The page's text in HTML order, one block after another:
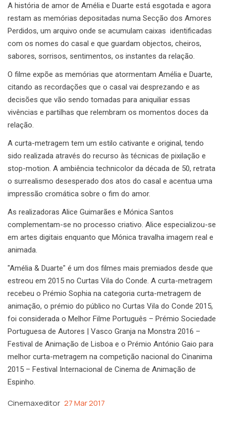
A história de amor de Amélia e Duarte está esgotada e agora
restam as memórias depositadas numa Secção dos Amores
Perdidos, um arquivo onde se acumulam caixas identificadas
com os nomes do casal e que guardam objectos, cheiros,
sabores, sorrisos, sentimentos, os instantes da relação.
O filme expõe as memórias que atormentam Amélia e Duarte,
citando as recordações que o casal vai desprezando e as
decisões que vão sendo tomadas para aniquiliar essas
vivências e partilhas que relembram os momentos doces da
relação.
A curta-metragem tem um estilo cativante e original, tendo
sido realizada através do recurso às técnicas de pixilação e
stop-motion. A ambiência technicolor da década de 50, retrata
o surrealismo desesperado dos atos do casal e acentua uma
impressão cromática sobre o fim do amor.
As realizadoras Alice Guimarães e Mónica Santos
complementam-se no processo criativo. Alice especializou-se
em artes digitais enquanto que Mónica travalha imagem real e
animada.
"Amélia & Duarte" é um dos filmes mais premiados desde que
estreou em 2015 no Curtas Vila do Conde. A curta-metragem
recebeu o Prémio Sophia na categoria curta-metragem de
animação, o prémio do público no Curtas Vila do Conde 2015,
foi considerada o Melhor Filme Português – Prémio Sociedade
Portuguesa de Autores | Vasco Granja na Monstra 2016 –
Festival de Animação de Lisboa e o Prémio António Gaio para
melhor curta-metragem na competição nacional do Cinanima
2015 – Festival Internacional de Cinema de Animação de
Espinho.
Cinemaxeditor 27 Mar 2017